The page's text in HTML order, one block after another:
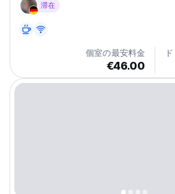
滞在
個室の最安料金
€46.00